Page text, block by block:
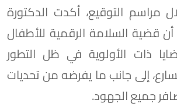
مراسم التوقيع، أكدت الدكتورة
قضية السلامة الرقمية للأطفال
ذات الأولوية في ظل التطور
إلى جانب ما يفرضه من تحديات
جميع الجهود.